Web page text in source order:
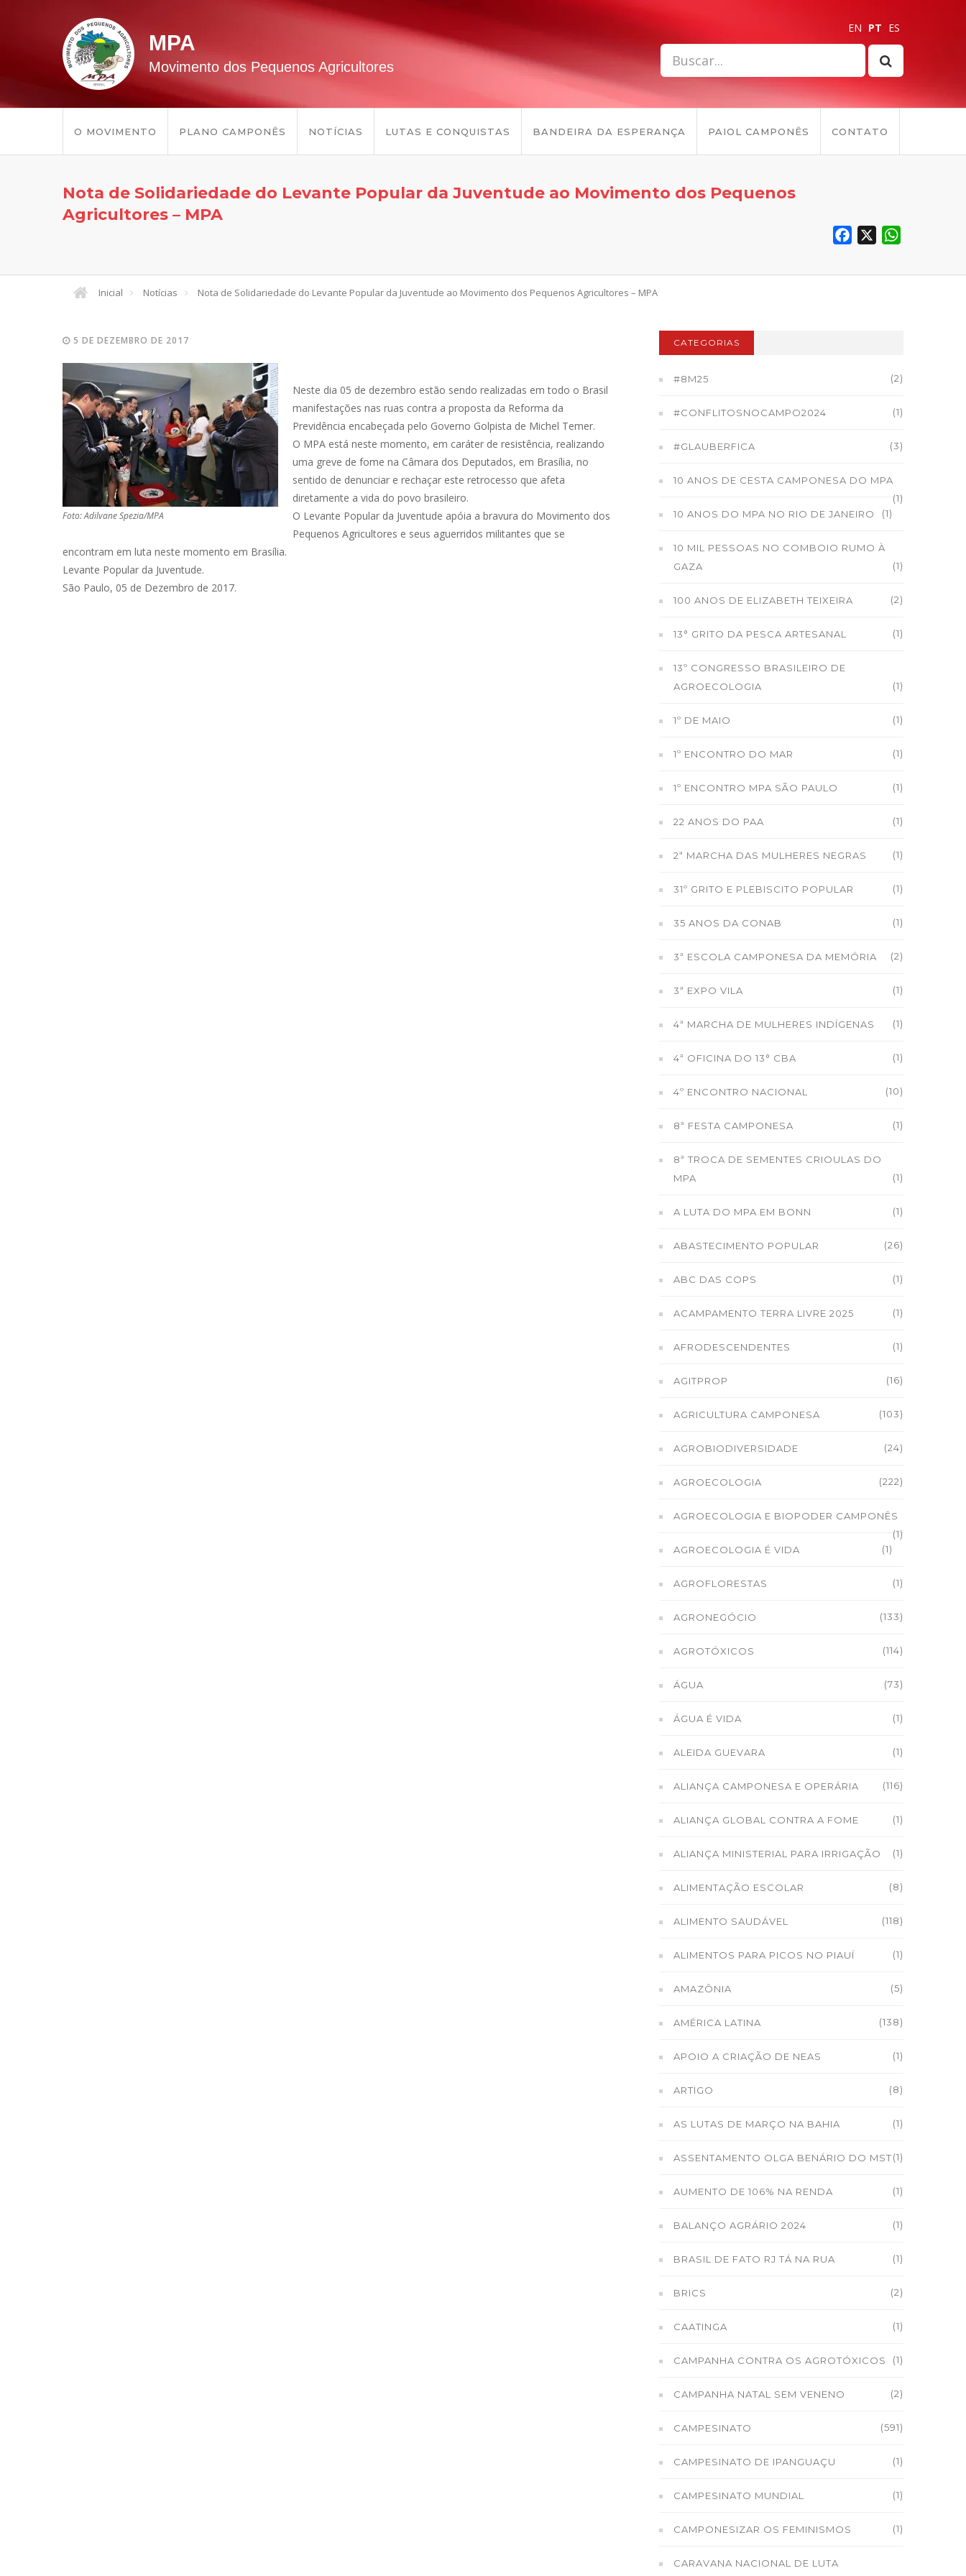
MPA
Movimento dos Pequenos Agricultores
EN PT ES
O MOVIMENTO PLANO CAMPONÊS NOTÍCIAS LUTAS E CONQUISTAS BANDEIRA DA ESPERANÇA PAIOL CAMPONÊS CONTATO
Nota de Solidariedade do Levante Popular da Juventude ao Movimento dos Pequenos
Agricultores – MPA
Facebook
Inicial Notícias Nota de Solidariedade do Levante Popular da Juventude ao Movimento dos Pequenos Agricultores – MPA
5 DE DEZEMBRO DE 2017
Foto: Adilvane Spezia/MPA
Neste dia 05 de dezembro estão sendo realizadas em todo o Brasil
manifestações nas ruas contra a proposta da Reforma da
Previdência encabeçada pelo Governo Golpista de Michel Temer.
O MPA está neste momento, em caráter de resistência, realizando
uma greve de fome na Câmara dos Deputados, em Brasília, no
sentido de denunciar e rechaçar este retrocesso que afeta
diretamente a vida do povo brasileiro.
O Levante Popular da Juventude apóia a bravura do Movimento dos
Pequenos Agricultores e seus aguerridos militantes que se
encontram em luta neste momento em Brasília.
Levante Popular da Juventude.
São Paulo, 05 de Dezembro de 2017.
CATEGORIAS
#8M25 (2)
#CONFLITOSNOCAMPO2024 (1)
#GLAUBERFICA (3)
10 ANOS DE CESTA CAMPONESA DO MPA
(1)
10 ANOS DO MPA NO RIO DE JANEIRO
(1)
10 MIL PESSOAS NO COMBOIO RUMO À
GAZA
(1)
100 ANOS DE ELIZABETH TEIXEIRA (2)
13° GRITO DA PESCA ARTESANAL (1)
13º CONGRESSO BRASILEIRO DE
AGROECOLOGIA
(1)
1º DE MAIO (1)
1º ENCONTRO DO MAR (1)
1º ENCONTRO MPA SÃO PAULO (1)
22 ANOS DO PAA (1)
2ª MARCHA DAS MULHERES NEGRAS (1)
31º GRITO E PLEBISCITO POPULAR (1)
35 ANOS DA CONAB (1)
3ª ESCOLA CAMPONESA DA MEMÓRIA (2)
3ª EXPO VILA (1)
4ª MARCHA DE MULHERES INDÍGENAS (1)
4ª OFICINA DO 13° CBA (1)
4º ENCONTRO NACIONAL (10)
8ª FESTA CAMPONESA (1)
8ª TROCA DE SEMENTES CRIOULAS DO
MPA
(1)
A LUTA DO MPA EM BONN (1)
ABASTECIMENTO POPULAR (26)
ABC DAS COPS (1)
ACAMPAMENTO TERRA LIVRE 2025 (1)
AFRODESCENDENTES (1)
AGITPROP (16)
AGRICULTURA CAMPONESA (103)
AGROBIODIVERSIDADE (24)
AGROECOLOGIA (222)
AGROECOLOGIA E BIOPODER CAMPONÊS
(1)
AGROECOLOGIA É VIDA
(1)
AGROFLORESTAS (1)
AGRONEGÓCIO (133)
AGROTÓXICOS (114)
ÁGUA (73)
ÁGUA É VIDA (1)
ALEIDA GUEVARA (1)
ALIANÇA CAMPONESA E OPERÁRIA (116)
ALIANÇA GLOBAL CONTRA A FOME (1)
ALIANÇA MINISTERIAL PARA IRRIGAÇÃO (1)
ALIMENTAÇÃO ESCOLAR (8)
ALIMENTO SAUDÁVEL (118)
ALIMENTOS PARA PICOS NO PIAUÍ (1)
AMAZÔNIA (5)
AMÉRICA LATINA (138)
APOIO A CRIAÇÃO DE NEAS (1)
ARTIGO (8)
AS LUTAS DE MARÇO NA BAHIA (1)
ASSENTAMENTO OLGA BENÁRIO DO MST(1)
AUMENTO DE 106% NA RENDA (1)
BALANÇO AGRÁRIO 2024 (1)
BRASIL DE FATO RJ TÁ NA RUA (1)
BRICS (2)
CAATINGA (1)
CAMPANHA CONTRA OS AGROTÓXICOS (1)
CAMPANHA NATAL SEM VENENO (2)
CAMPESINATO (591)
CAMPESINATO DE IPANGUAÇU (1)
CAMPESINATO MUNDIAL (1)
CAMPONESIZAR OS FEMINISMOS (1)
CARAVANA NACIONAL DE LUTA